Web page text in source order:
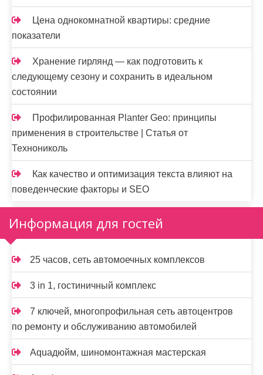
Цена однокомнатной квартиры: средние
показатели
Хранение гирлянд — как подготовить к
следующему сезону и сохранить в идеальном
состоянии
Профилированная Planter Geo: принципы
применения в строительстве | Статья от
Технониколь
Как качество и оптимизация текста влияют на
поведенческие факторы и SEO
Информация для гостей
25 часов, сеть автомоечных комплексов
3 in 1, гостиничный комплекс
7 ключей, многопрофильная сеть автоцентров
по ремонту и обслуживанию автомобилей
Aquaдюйм, шиномонтажная мастерская